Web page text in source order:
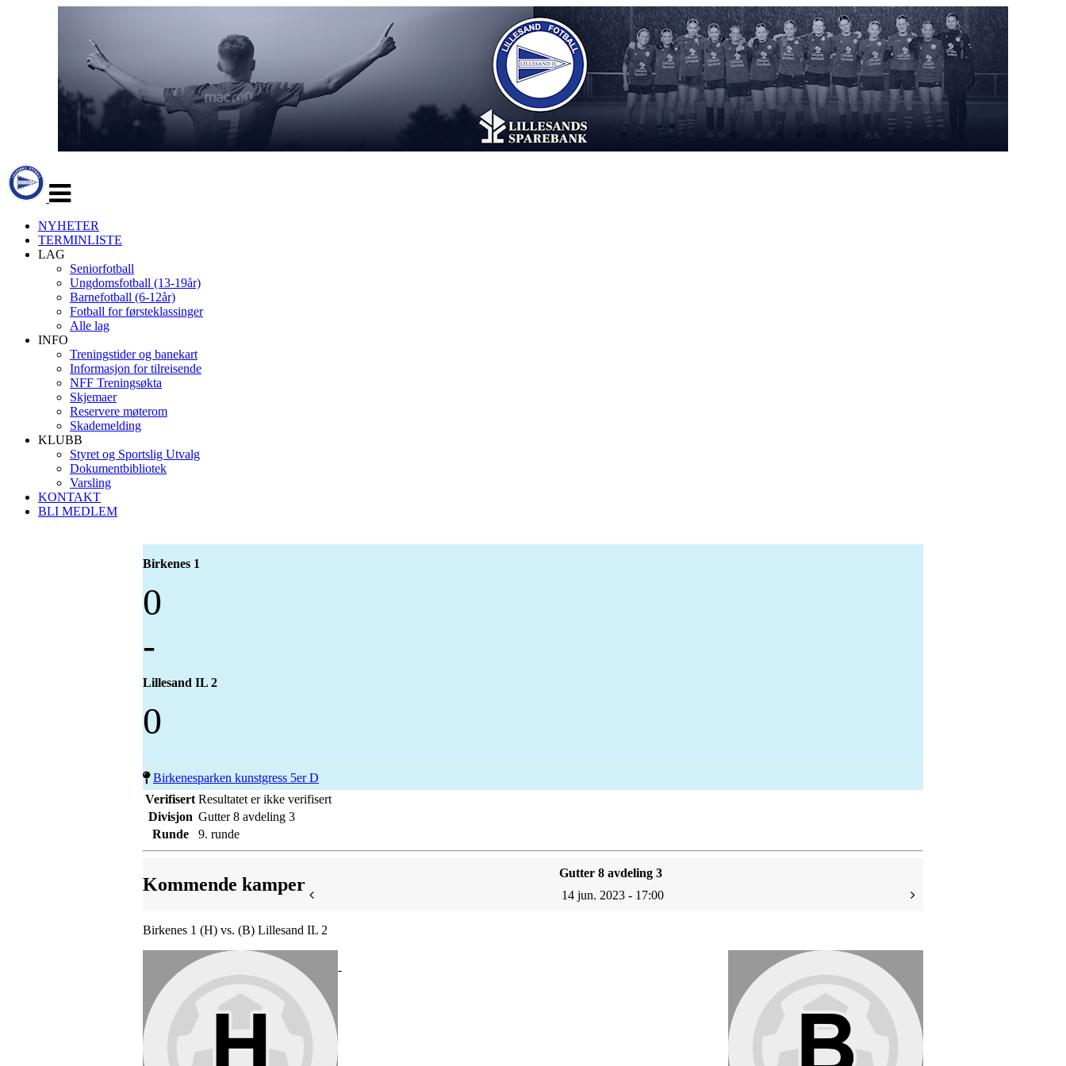
navigasjon
NYHETER
TERMINLISTE
LAG
Seniorfotball
Ungdomsfotball (13-19år)
Barnefotball (6-12år)
Fotball for førsteklassinger
Alle lag
INFO
Treningstider og banekart
Informasjon for tilreisende
NFF Treningsøkta
Skjemaer
Reservere møterom
Skademelding
KLUBB
Styret og Sportslig Utvalg
Dokumentbibliotek
Varsling
KONTAKT
BLI MEDLEM
Birkenes 1
0
-
Lillesand IL 2
0
Birkenesparken kunstgress 5er D
Verifisert Resultatet er ikke verifisert
Divisjon Gutter 8 avdeling 3
Runde
9. runde
Kommende kamper
Gutter 8 avdeling 3
14 jun. 2023 - 17:00
Birkenes 1 (H) vs. (B) Lillesand IL 2
-